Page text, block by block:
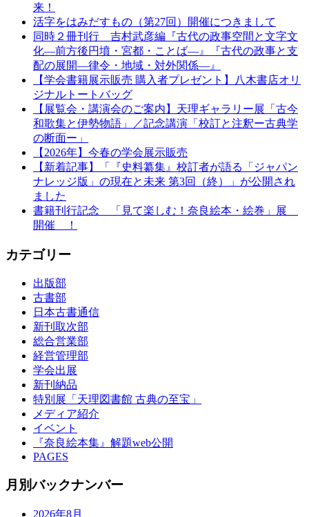
来！
活字をはみだすもの（第27回）開催につきまして
同時２冊刊行 吉村武彦編『古代の政事空間と文字文
化—前方後円墳・宮都・ことば—』『古代の政事と支
配の展開—律令・地域・対外関係—』
【学会書籍展示販売 購入者プレゼント】八木書店オリ
ジナルトートバッグ
【展覧会・講演会のご案内】天理ギャラリー展「古今
和歌集と伊勢物語」／記念講演「校訂と注釈ー古典学
の断面ー」
【2026年】今春の学会展示販売
【新着記事】「『史料纂集』校訂者が語る「ジャパン
ナレッジ版」の現在と未来 第3回（終）」が公開され
ました
書籍刊行記念 「見て楽しむ！奈良絵本・絵巻」展
開催 ！
カテゴリー
出版部
古書部
日本古書通信
新刊取次部
総合営業部
経営管理部
学会出展
新刊納品
特別展「天理図書館 古典の至宝」
メディア紹介
イベント
『奈良絵本集』解題web公開
PAGES
月別バックナンバー
2026年8月